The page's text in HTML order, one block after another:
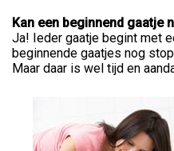
Kan een beginnend gaatje
Ja! Ieder gaatje begint met
beginnende gaatjes nog
Maar daar is wel tijd en